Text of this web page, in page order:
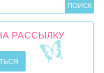
РАССЫЛКУ